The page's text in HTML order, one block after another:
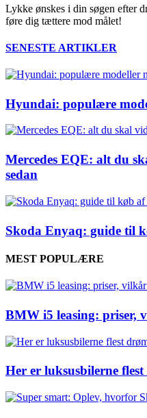
Lykke ønskes i din søgen efter
føre dig tættere mod målet!
SENESTE ARTIKLER
Hyundai: populære
Mercedes EQE: alt du
sedan
Skoda Enyaq: guide til
MEST POPULÆRE
BMW i5 leasing: priser,
Her er luksusbilerne